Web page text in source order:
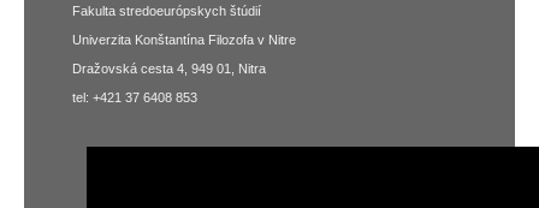
Fakulta stredoeurópskych štúdií
Univerzita Konštantína Filozofa v Nitre
Dražovská cesta 4, 949 01, Nitra
tel: +421 37 6408 853